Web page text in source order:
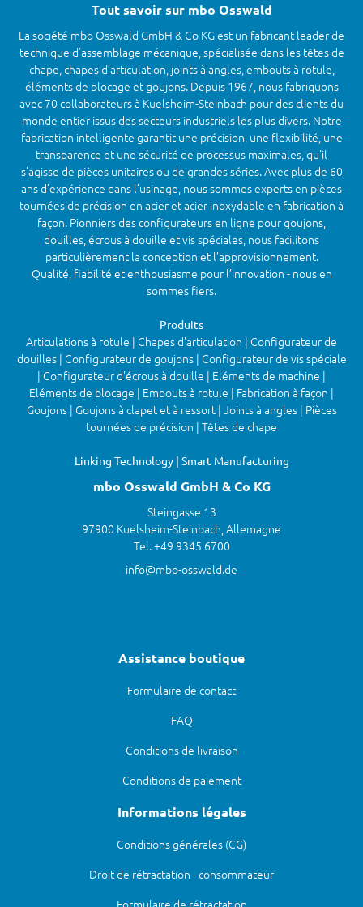
Tout savoir sur mbo Osswald
La société mbo Osswald GmbH & Co KG est un fabricant leader de
technique d'assemblage mécanique, spécialisée dans les têtes de
chape, chapes d’articulation, joints à angles, embouts à rotule,
éléments de blocage et goujons. Depuis 1967, nous fabriquons
avec 70 collaborateurs à Kuelsheim-Steinbach pour des clients du
monde entier issus des secteurs industriels les plus divers. Notre
fabrication intelligente garantit une précision, une flexibilité, une
transparence et une sécurité de processus maximales, qu’il
s’agisse de pièces unitaires ou de grandes séries. Avec plus de 60
ans d’expérience dans l’usinage, nous sommes experts en pièces
tournées de précision en acier et acier inoxydable en fabrication à
façon. Pionniers des configurateurs en ligne pour goujons,
douilles, écrous à douille et vis spéciales, nous facilitons
particulièrement la conception et l’approvisionnement.
Qualité, fiabilité et enthousiasme pour l’innovation - nous en
sommes fiers.
Produits
Articulations à rotule | Chapes d'articulation | Configurateur de
douilles | Configurateur de goujons | Configurateur de vis spéciale
| Configurateur d'écrous à douille | Eléments de machine |
Eléments de blocage | Embouts à rotule | Fabrication à façon |
Goujons | Goujons à clapet et à ressort | Joints à angles | Pièces
tournées de précision | Têtes de chape
Linking Technology | Smart Manufacturing
mbo Osswald GmbH & Co KG
Steingasse 13
97900 Kuelsheim-Steinbach, Allemagne
Tel. +49 9345 6700
info@mbo-osswald.de
Assistance boutique
Formulaire de contact
FAQ
Conditions de livraison
Conditions de paiement
Informations légales
Conditions générales (CG)
Droit de rétractation - consommateur